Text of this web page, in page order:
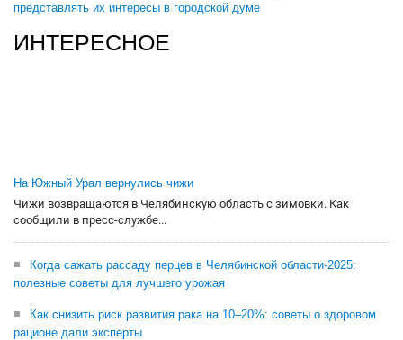
представлять их интересы в городской думе
ИНТЕРЕСНОЕ
На Южный Урал вернулись чижи
Чижи возвращаются в Челябинскую область с зимовки. Как
сообщили в пресс-службе...
Когда сажать рассаду перцев в Челябинской области-2025:
полезные советы для лучшего урожая
Как снизить риск развития рака на 10–20%: советы о здоровом
рационе дали эксперты